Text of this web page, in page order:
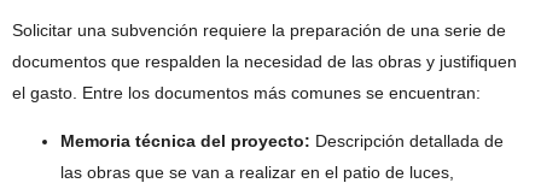
Solicitar una subvención requiere la preparación de una serie de
documentos que respalden la necesidad de las obras y justifiquen
el gasto. Entre los documentos más comunes se encuentran:
Memoria técnica del proyecto: Descripción detallada de
las obras que se van a realizar en el patio de luces,